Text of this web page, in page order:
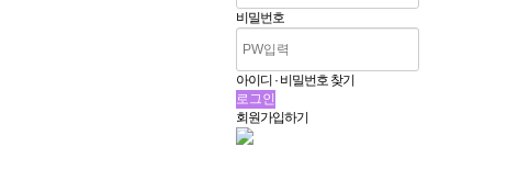
비밀번호
아이디 · 비밀번호 찾기
회원가입하기